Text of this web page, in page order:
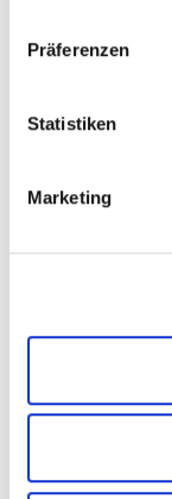
Präferenzen
Statistiken
Marketing
Turnens
8.